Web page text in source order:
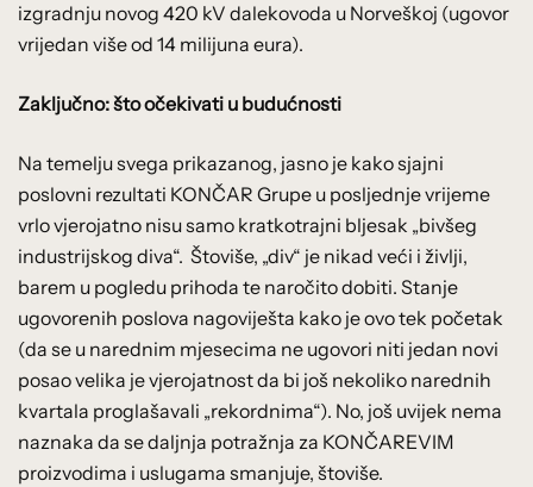
izgradnju novog 420 kV dalekovoda u Norveškoj (ugovor
vrijedan više od 14 milijuna eura).
Zaključno: što očekivati u budućnosti
Na temelju svega prikazanog, jasno je kako sjajni
poslovni rezultati KONČAR Grupe u posljednje vrijeme
vrlo vjerojatno nisu samo kratkotrajni bljesak „bivšeg
industrijskog diva“. Štoviše, „div“ je nikad veći i življi,
barem u pogledu prihoda te naročito dobiti. Stanje
ugovorenih poslova nagoviješta kako je ovo tek početak
(da se u narednim mjesecima ne ugovori niti jedan novi
posao velika je vjerojatnost da bi još nekoliko narednih
kvartala proglašavali „rekordnima“). No, još uvijek nema
naznaka da se daljnja potražnja za KONČAREVIM
proizvodima i uslugama smanjuje, štoviše.